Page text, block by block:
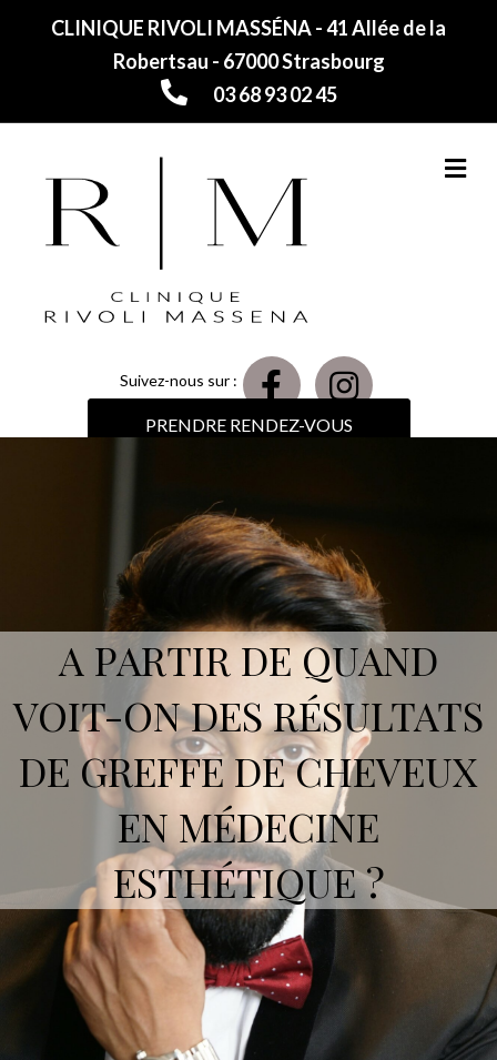
CLINIQUE RIVOLI MASSÉNA - 41 Allée de la
Robertsau - 67000 Strasbourg
03 68 93 02 45
Suivez-nous sur :
PRENDRE RENDEZ-VOUS
A PARTIR DE QUAND
VOIT-ON DES RÉSULTATS
DE GREFFE DE CHEVEUX
EN MÉDECINE
ESTHÉTIQUE ?